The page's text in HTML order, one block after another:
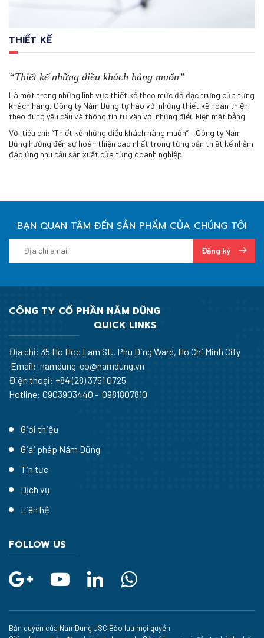
THIẾT KẾ
“Thiết kế những điều khách hàng muốn”
Là một trong những lĩnh vực thiết kế theo mức độ đặc trưng của từng
khách hàng, Công ty Năm Dũng tự hào với những thiết kế hoàn thiện
theo đúng yêu cầu và thông tin tư vấn với những điều kiện mặt bằng
Với tiêu chí: “Thiết kế những điều khách hàng muốn” – Công ty Năm
Dũng hướng đến sự hoàn thiện cao nhất trong từng bản thiết kế nhằm
đáp ứng nhu cầu sản xuất của từng doanh nghiệp.
BẠN QUAN TÂM ĐẾN SẢN PHẨM CỦA CHÚNG TÔI
Đăng ký
CÔNG TY CỔ PHẦN NĂM DŨNG
QUICK LINKS
Địa chỉ: 35 Ho Hoc Lam St., Phu Ding Ward, Ho Chi Minh City
Email: namdung-co@namdung.vn
Điện thoại: +84 (28) 3751 0725
Hotline: 0903903440 - 0981807810
Giới thiệu
Giải pháp Năm Dũng
Tin tức
Dịch vụ
Liên hệ
FOLLOW US
Bản quyền của NamDung JSC Bảo lưu mọi quyền.